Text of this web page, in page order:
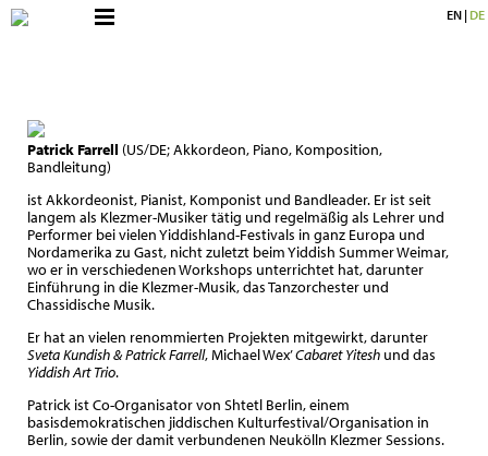
EN |DE
Patrick Farrell (US/DE; Akkordeon, Piano, Komposition,
Bandleitung)
ist Akkordeonist, Pianist, Komponist und Bandleader. Er ist seit
langem als Klezmer-Musiker tätig und regelmäßig als Lehrer und
Performer bei vielen Yiddishland-Festivals in ganz Europa und
Nordamerika zu Gast, nicht zuletzt beim Yiddish Summer Weimar,
wo er in verschiedenen Workshops unterrichtet hat, darunter
Einführung in die Klezmer-Musik, das Tanzorchester und
Chassidische Musik.
Er hat an vielen renommierten Projekten mitgewirkt, darunter
Sveta Kundish & Patrick Farrell, Michael Wex’Cabaret Yitesh und das
Yiddish Art Trio.
Patrick ist Co-Organisator von Shtetl Berlin, einem
basisdemokratischen jiddischen Kulturfestival/Organisation in
Berlin, sowie der damit verbundenen Neukölln Klezmer Sessions.